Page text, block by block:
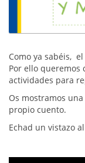
Como ya sabéis,
Por ello queremos
actividades para
Os mostramos
propio cuento.
Echad un vistazo